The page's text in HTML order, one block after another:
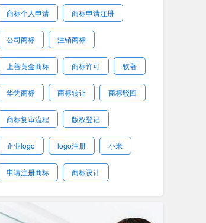
商标个人申请 商标申请注册
公司商标 注销商标
上善黄金商标 商标许可 软著
华为商标 商标转让 商标驳回
商标复审流程 版权登记
企业logo logo注册 小米
申请注册商标 商标设计